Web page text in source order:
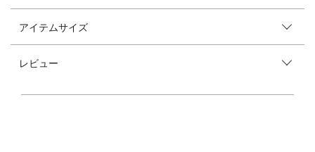
ご好評のセッケツカーディガンが今季も登場。
アウターとしても着用いただける厚手のカーディガン。
アイテムサイズ
レビュー